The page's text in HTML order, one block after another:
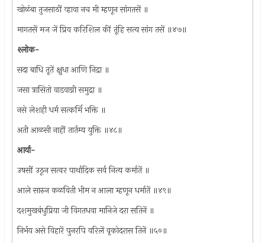
खोळंबा तुजसाठीं व्हावा नच मी म्हणून सांगतसें ॥
मागतसें मज जें प्रिय करिशिल कीं तूंहि सत्य सांग तसें ॥४७॥
श्लोक-
सदा बाधि तूतें क्षुधा आणि निद्रा ॥
जसा त्रासितो वाडवाग्नी समुद्रा ॥
नसे लेशही धर्म सत्कर्मि भक्ति ॥
अती आळसी नाहीं तार्तम्य युक्ति ॥४८॥
आर्या-
उषसीं उठून सत्वर पार्थादिक सर्व नित्य कर्मातें ॥
आले सारुन कळविती भीम न आला म्हणून धर्मातें ॥४९॥
दशमुखबंधुप्रिया जी विगतधवा मानिजे दरा सतिनें ॥
निर्भय असे विहारें पुनरपि वरिलें वृकोदरास तिनें ॥५०॥